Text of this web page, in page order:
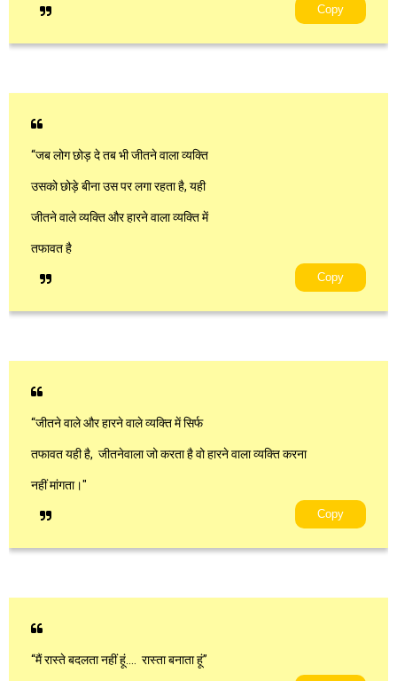
Copy
“जब लोग छोड़ दे तब भी जीतने वाला व्यक्ति
उसको छोड़े बीना उस पर लगा रहता है, यही
जीतने वाले व्यक्ति और हारने वाला व्यक्ति में
तफावत है
Copy
“जीतने वाले और हारने वाले व्यक्ति में सिर्फ
तफावत यही है, जीतनेवाला जो करता है वो हारने वाला व्यक्ति करना
नहीं मांगता।"
Copy
“मैं रास्ते बदलता नहीं हूं…. रास्ता बनाता हूं”